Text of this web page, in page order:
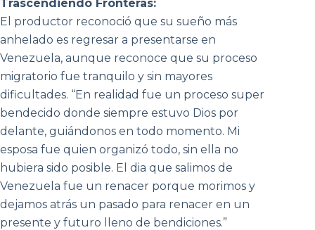
Trascendiendo Fronteras:
El productor reconoció que su sueño más
anhelado es regresar a presentarse en
Venezuela, aunque reconoce que su proceso
migratorio fue tranquilo y sin mayores
dificultades. “En realidad fue un proceso super
bendecido donde siempre estuvo Dios por
delante, guiándonos en todo momento. Mi
esposa fue quien organizó todo, sin ella no
hubiera sido posible. El dia que salimos de
Venezuela fue un renacer porque morimos y
dejamos atrás un pasado para renacer en un
presente y futuro lleno de bendiciones.”